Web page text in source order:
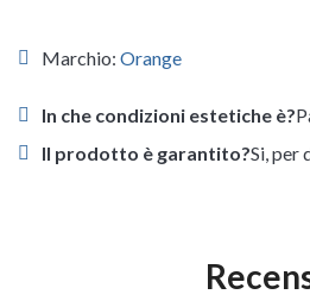
Marchio: Orange
In che condizioni estetiche è?
Il prodotto è garantito?Si, per